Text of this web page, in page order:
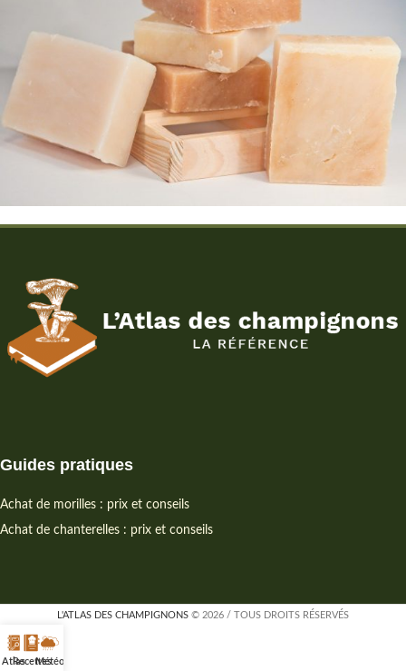
Guides pratiques
Achat de morilles : prix et conseils
Achat de chanterelles : prix et conseils
L'ATLAS DES CHAMPIGNONS © 2026 / TOUS DROITS RÉSERVÉS
AtlasRecettesMétéo